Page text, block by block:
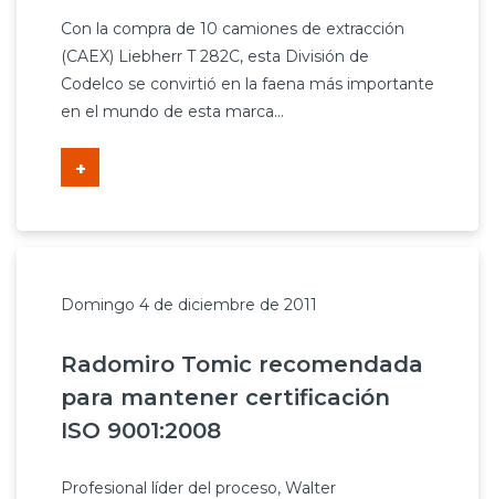
Con la compra de 10 camiones de extracción
(CAEX) Liebherr T 282C, esta División de
Codelco se convirtió en la faena más importante
en el mundo de esta marca...
+
Domingo 4 de diciembre de 2011
Radomiro Tomic recomendada
para mantener certificación
ISO 9001:2008
Profesional líder del proceso, Walter